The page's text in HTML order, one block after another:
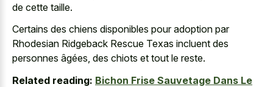
de cette taille.
Certains des chiens disponibles pour adoption par
Rhodesian Ridgeback Rescue Texas incluent des
personnes âgées, des chiots et tout le reste.
Related reading: Bichon Frise Sauvetage Dans Le